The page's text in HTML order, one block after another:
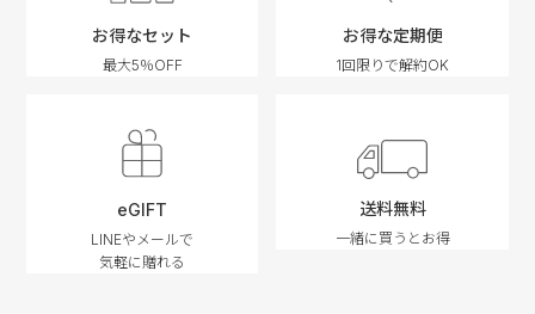
お得なセット
最大5％OFF
お得な定期便
1回限りで解約OK
eGIFT
LINEやメールで
気軽に贈れる
送料無料
一緒に買うとお得